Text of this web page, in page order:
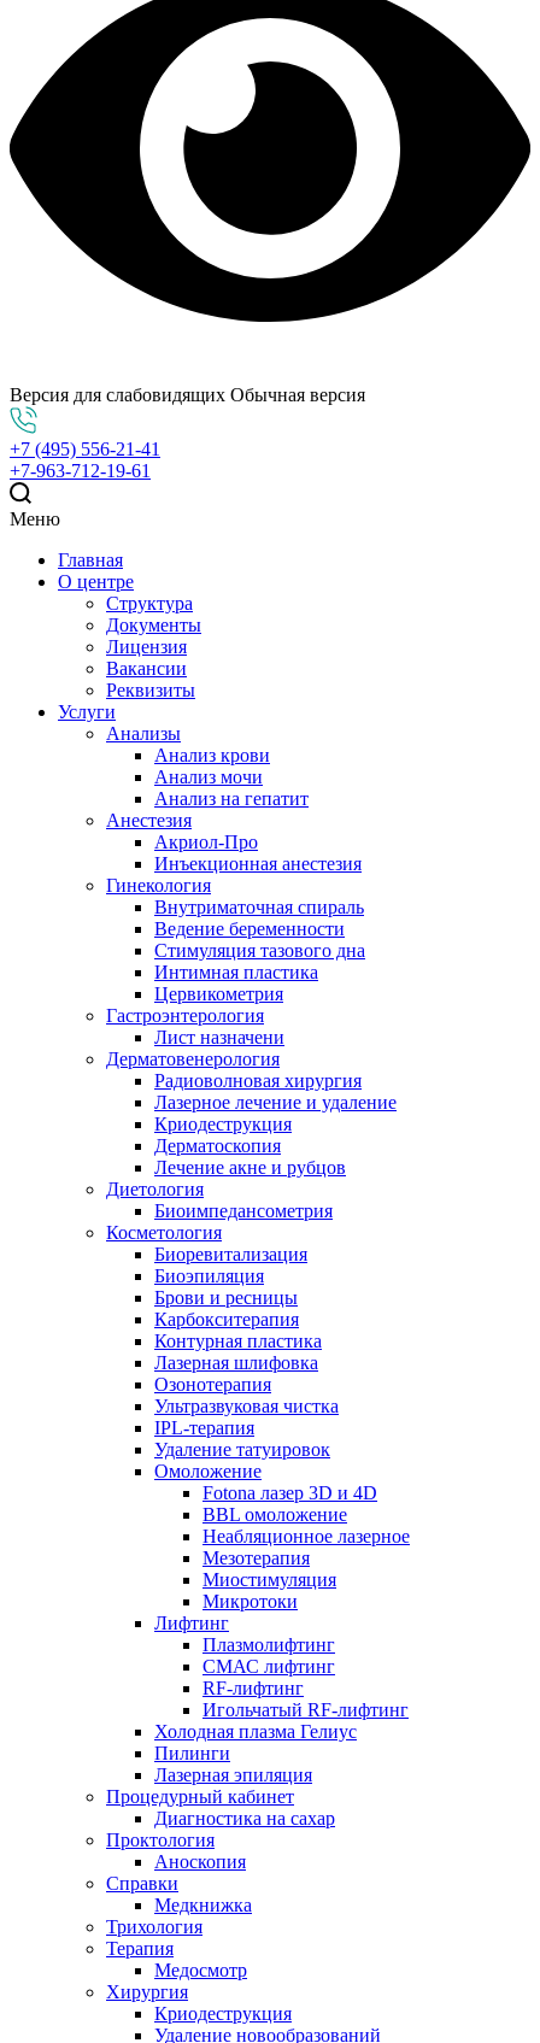
Версия для слабовидящих Обычная версия
+7 (495) 556-21-41
+7-963-712-19-61
Меню
Главная
О центре
Структура
Документы
Лицензия
Вакансии
Реквизиты
Услуги
Анализы
Анализ крови
Анализ мочи
Анализ на гепатит
Анестезия
Акриол-Про
Инъекционная анестезия
Гинекология
Внутриматочная спираль
Ведение беременности
Стимуляция тазового дна
Интимная пластика
Цервикометрия
Гастроэнтерология
Лист назначени
Дерматовенерология
Радиоволновая хирургия
Лазерное лечение и удаление
Криодеструкция
Дерматоскопия
Лечение акне и рубцов
Диетология
Биоимпедансометрия
Косметология
Биоревитализация
Биоэпиляция
Брови и ресницы
Карбокситерапия
Контурная пластика
Лазерная шлифовка
Озонотерапия
Ультразвуковая чистка
IPL-терапия
Удаление татуировок
Омоложение
Fotona лазер 3D и 4D
BBL омоложение
Неабляционное лазерное
Мезотерапия
Миостимуляция
Микротоки
Лифтинг
Плазмолифтинг
СМАС лифтинг
RF-лифтинг
Игольчатый RF-лифтинг
Холодная плазма Гелиус
Пилинги
Лазерная эпиляция
Процедурный кабинет
Диагностика на сахар
Проктология
Аноскопия
Справки
Медкнижка
Трихология
Терапия
Медосмотр
Хирургия
Криодеструкция
Удаление новообразований